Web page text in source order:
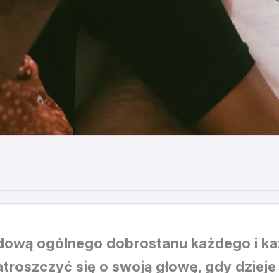
ogólnego dobrostanu każdego i
się o swoją głowę, gdy